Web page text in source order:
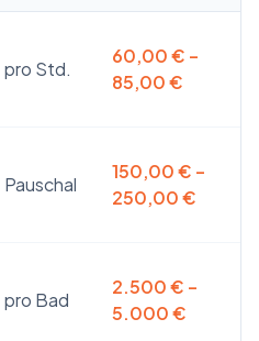
pro Std.
60,00 € –
85,00 €
Pauschal
150,00 € –
250,00 €
pro Bad
2.500 € –
5.000 €